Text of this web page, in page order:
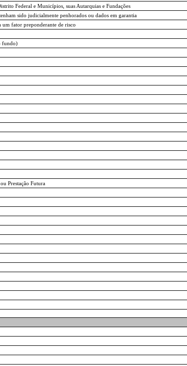
Federal e Municípios, suas Autarquias e Fundações
sido judicialmente penhorados ou dados em garantia
um fator preponderante de risco
fundo)
Prestação Futura